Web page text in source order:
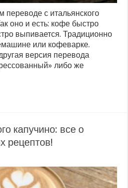
переводе с итальянского
оно и есть: кофе быстро
выпивается. Традиционно
или кофеварке.
версия перевода
либо же
капучино: все о
рецептов!